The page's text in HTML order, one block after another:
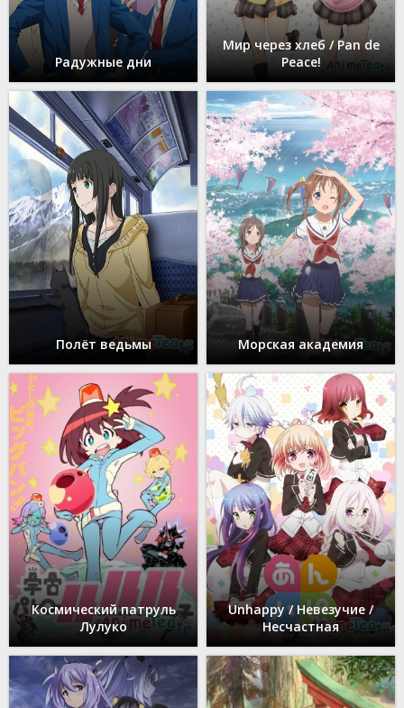
Радужные дни
Мир через хлеб / Pan de
Peace!
Полёт ведьмы Морская академия
Космический патруль
Лулуко
Unhappy / Невезучие /
Несчастная